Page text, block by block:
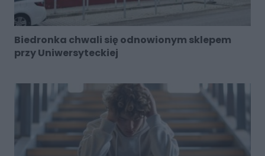
Biedronka chwali się odnowionym sklepem
przy Uniwersyteckiej